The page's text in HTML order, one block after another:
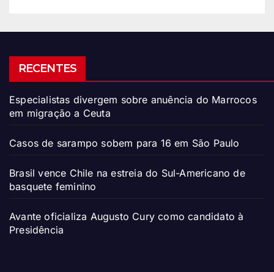
RECENTES
Especialistas divergem sobre anuência do Marrocos
em migração a Ceuta
Casos de sarampo sobem para 16 em São Paulo
Brasil vence Chile na estreia do Sul-Americano de
basquete feminino
Avante oficializa Augusto Cury como candidato à
Presidência